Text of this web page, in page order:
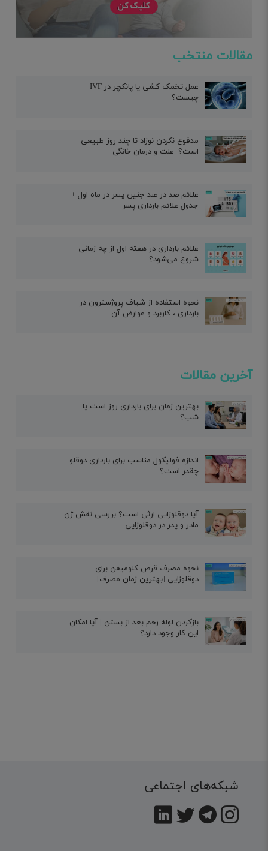
مقالات منتخب
عمل تخمک کشی یا پانکچر در IVF
چیست؟
مدفوع نکردن نوزاد تا چند روز طبیعی
است؟+علت و درمان خانگی
علائم صد در صد جنین پسر در ماه اول +
جدول علائم بارداری پسر
علائم بارداری در هفته اول از چه زمانی
شروع می‌شود؟
نحوه استفاده از شیاف پروژسترون در
بارداری ، کاربرد و عوارض آن
آخرین مقالات
بهترین زمان برای بارداری روز است یا
شب؟
اندازه فولیکول مناسب برای بارداری دوقلو
چقدر است؟
آیا دوقلوزایی ارثی است؟ بررسی نقش ژن
مادر و پدر در دوقلوزایی
نحوه مصرف قرص کلومیفن برای
دوقلوزایی [بهترین زمان مصرف]
بازکردن لوله رحم بعد از بستن | آیا امکان
این کار وجود دارد؟
شبکه‌های اجتماعی